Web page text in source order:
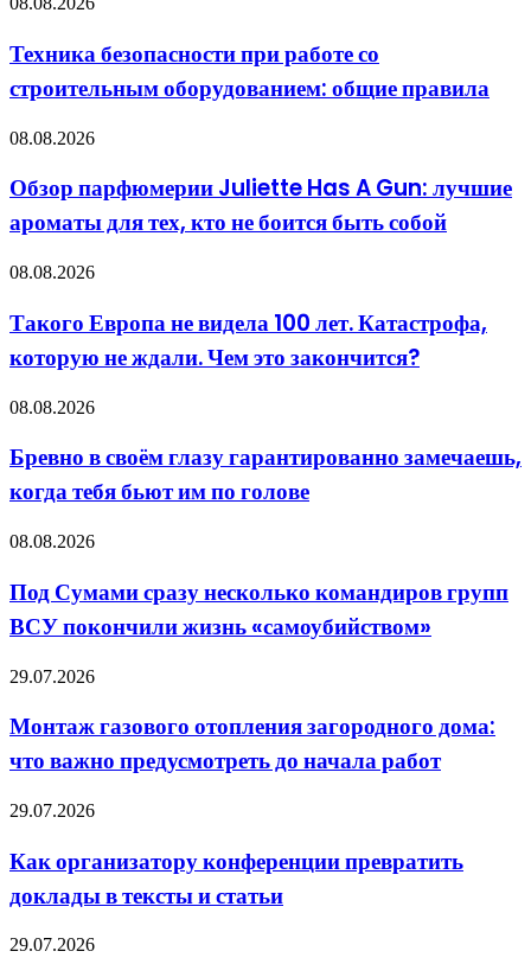
зачем
нужен
при
работе
со
оборудованием:
общие
Техника безопасности при работе со
строительным оборудованием: общие правила
Обзор
Juliette
Has
A
лучшие
тех,
кто
не
быть
08.08.2026
Обзор парфюмерии Juliette Has A Gun: лучшие
ароматы для тех, кто не боится быть собой
Такого
не
видела
100
Катастрофа,
которую
ждали.
Чем
это
08.08.2026
Такого Европа не видела 100 лет. Катастрофа,
которую не ждали. Чем это закончится?
Бревно
своём
глазу
гарантированно
когда
им
по
голове
08.08.2026
Бревно в своём глазу гарантированно замечаешь,
когда тебя бьют им по голове
Под
сразу
несколько
командиров
ВСУ
покончили
«самоубийством»
08.08.2026
Под Сумами сразу несколько командиров групп
ВСУ покончили жизнь «самоубийством»
Монтаж
отопления
загородного
дома:
важно
начала
работ
29.07.2026
Монтаж газового отопления загородного дома:
что важно предусмотреть до начала работ
Как
конференции
превратить
доклады
тексты
29.07.2026
Как организатору конференции превратить
доклады в тексты и статьи
Аренда
29.07.2026